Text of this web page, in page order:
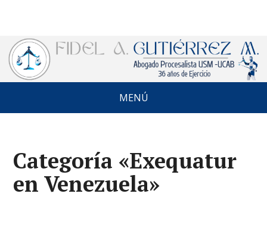
MENÚ
Categoría «Exequatur
en Venezuela»